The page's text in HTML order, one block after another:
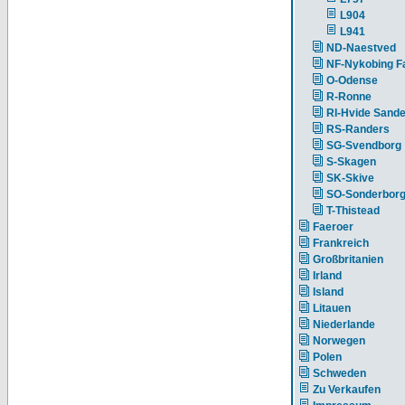
L904
L941
ND-Naestved
NF-Nykobing
O-Odense
R-Ronne
RI-Hvide Sande
RS-Randers
SG-Svendborg
S-Skagen
SK-Skive
SO-Sonderborg
T-Thistead
Faeroer
Frankreich
Großbritanien
Irland
Island
Litauen
Niederlande
Norwegen
Polen
Schweden
Zu Verkaufen